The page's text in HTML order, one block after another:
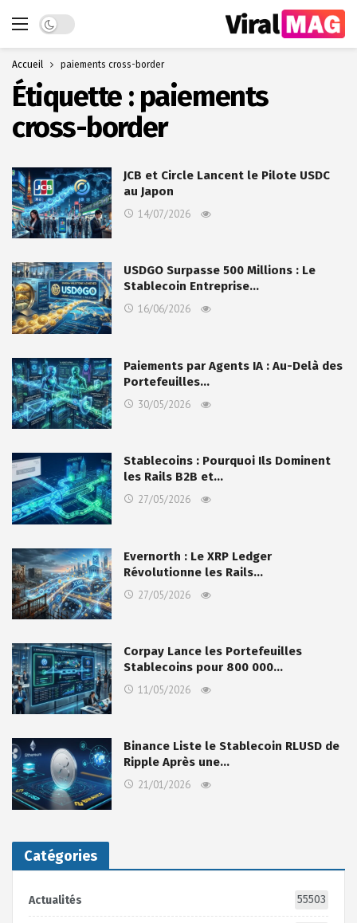
Dark mode
Accueil paiements cross-border
Étiquette : paiements
cross-border
JCB et Circle Lancent le Pilote USDC
au Japon
14/07/2026
USDGO Surpasse 500 Millions : Le
Stablecoin Entreprise…
16/06/2026
Paiements par Agents IA : Au-Delà des
Portefeuilles…
30/05/2026
Stablecoins : Pourquoi Ils Dominent
les Rails B2B et…
27/05/2026
Evernorth : Le XRP Ledger
Révolutionne les Rails…
27/05/2026
Corpay Lance les Portefeuilles
Stablecoins pour 800 000…
11/05/2026
Binance Liste le Stablecoin RLUSD de
Ripple Après une…
21/01/2026
Catégories
Actualités 55503